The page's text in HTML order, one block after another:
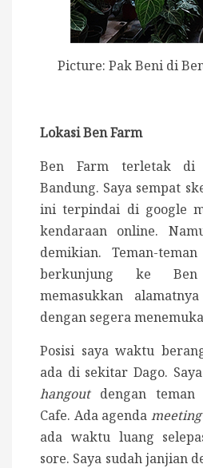
Picture: Pak Beni di
Lokasi Ben Farm
Ben Farm terletak di
Bandung. Saya sempat
ini terpindai di google
kendaraan online.
demikian. Teman-
berkunjung ke
memasukkan
dengan segera
Posisi saya waktu
ada di sekitar Dago.
hangoutdengan teman
Cafe. Ada agenda meeting
ada waktu luang
sore. Saya sudah janjian